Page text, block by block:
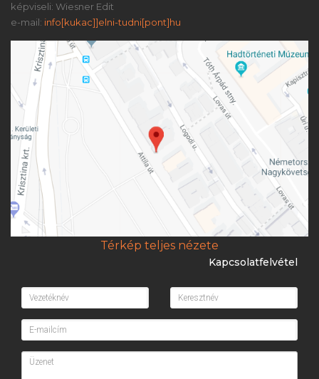
képviseli: Wiesner Edit
e-mail: info[kukac]]elni-tudni[pont]hu
Térkép teljes nézete
Kapcsolatfelvétel